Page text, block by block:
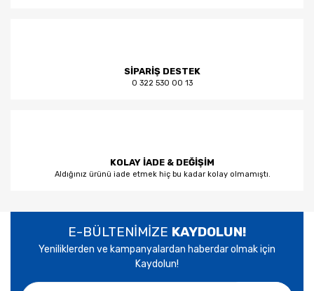
SİPARİŞ DESTEK
0 322 530 00 13
KOLAY İADE & DEĞİŞİM
Aldığınız ürünü iade etmek hiç bu kadar kolay olmamıştı.
E-BÜLTENİMİZE KAYDOLUN!
Yeniliklerden ve kampanyalardan haberdar olmak için
Kaydolun!